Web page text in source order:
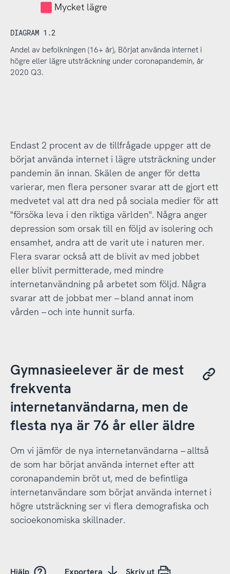
Mycket lägre
DIAGRAM 1.2
Andel av befolkningen (16+ år), Börjat använda internet i
högre eller lägre utsträckning under coronapandemin, år
2020 Q3.
Endast 2 procent av de tillfrågade uppger att de
börjat använda internet i lägre utsträckning under
pandemin än innan. Skälen de anger för detta
varierar, men flera personer svarar att de gjort ett
medvetet val att dra ned på sociala medier för att
"försöka leva i den riktiga världen". Några anger
depression som orsak till en följd av isolering och
ensamhet, andra att de varit ute i naturen mer.
Flera svarar också att de blivit av med jobbet
eller blivit permitterade, med mindre
internetanvändning på arbetet som följd. Några
svarar att de jobbat mer – bland annat inom
vården – och inte hunnit surfa.
Gymnasieelever är de mest
frekventa
internetanvändarna, men de
flesta nya är 76 år eller äldre
Om vi jämför de nya internetanvändarna – alltså
de som har börjat använda internet efter att
coronapandemin bröt ut, med de befintliga
internetanvändare som börjat använda internet i
högre utsträckning ser vi flera demografiska och
socioekonomiska skillnader.
Hjälp Exportera Skriv ut